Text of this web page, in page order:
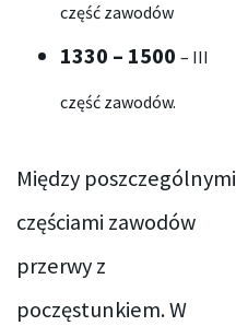
część zawodów
1330 – 1500– III
część zawodów.
Między poszczególnymi
częściami zawodów
przerwy z
poczęstunkiem. W